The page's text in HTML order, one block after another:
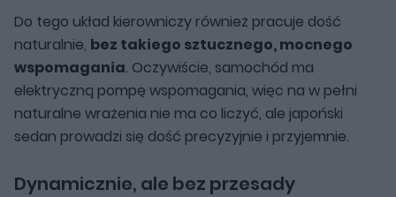
Do tego układ kierowniczy również pracuje dość
naturalnie, bez takiego sztucznego, mocnego
wspomagania. Oczywiście, samochód ma
elektryczną pompę wspomagania, więc na w pełni
naturalne wrażenia nie ma co liczyć, ale japoński
sedan prowadzi się dość precyzyjnie i przyjemnie.
Dynamicznie, ale bez przesady